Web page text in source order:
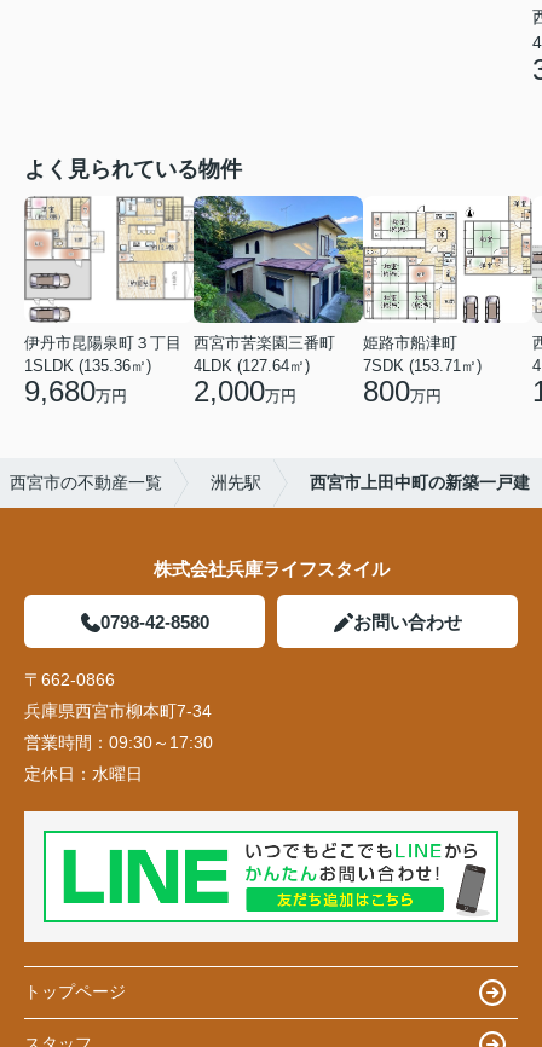
よく見られている物件
伊丹市昆陽泉町３丁目
1SLDK (135.36㎡)
9,680万円
西宮市苦楽園三番町
4LDK (127.64㎡)
2,000万円
姫路市船津町
7SDK (153.71㎡)
800万円
西宮市の不動産一覧 洲先駅 西宮市上田中町の新築一戸建
株式会社兵庫ライフスタイル
0798-42-8580 お問い合わせ
〒662-0866
兵庫県西宮市柳本町7-34
営業時間： 09:30～17:30
定休日： 水曜日
トップページ